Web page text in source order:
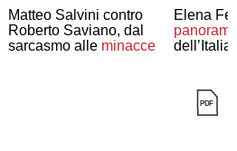
Matteo Salvini contro
Roberto Saviano, dal
sarcasmo alle minacce
Elena
dell’Italia